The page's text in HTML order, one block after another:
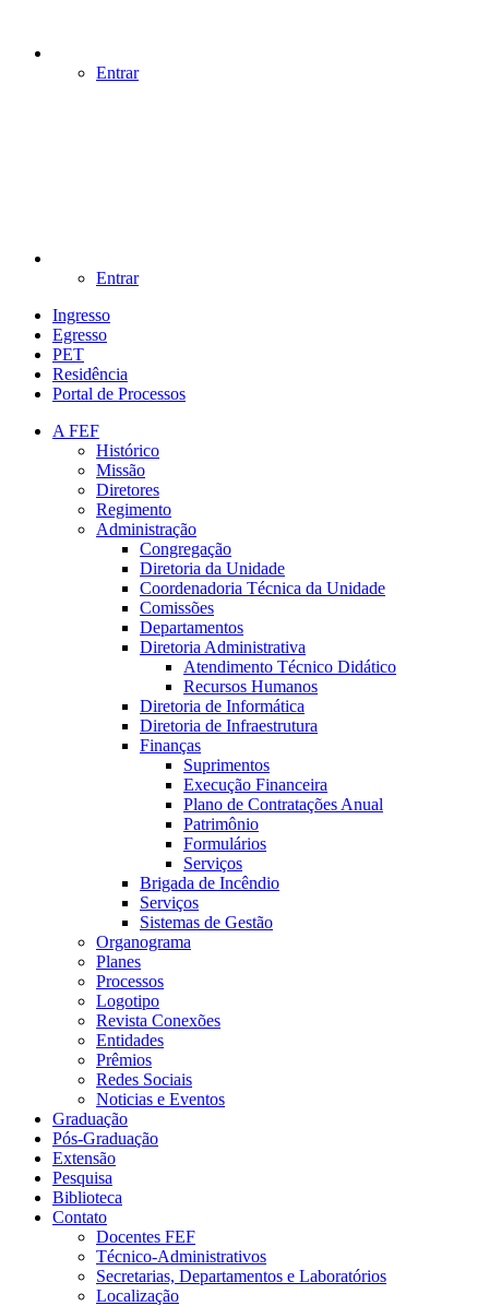
Entrar
Entrar
Ingresso
Egresso
PET
Residência
Portal de Processos
A FEF
Histórico
Missão
Diretores
Regimento
Administração
Congregação
Diretoria da Unidade
Coordenadoria Técnica da Unidade
Comissões
Departamentos
Diretoria Administrativa
Atendimento Técnico Didático
Recursos Humanos
Diretoria de Informática
Diretoria de Infraestrutura
Finanças
Suprimentos
Execução Financeira
Plano de Contratações Anual
Patrimônio
Formulários
Serviços
Brigada de Incêndio
Serviços
Sistemas de Gestão
Organograma
Planes
Processos
Logotipo
Revista Conexões
Entidades
Prêmios
Redes Sociais
Noticias e Eventos
Graduação
Pós-Graduação
Extensão
Pesquisa
Biblioteca
Contato
Docentes FEF
Técnico-Administrativos
Secretarias, Departamentos e Laboratórios
Localização